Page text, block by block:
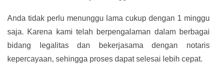
Anda tidak perlu menunggu lama cukup dengan 1 minggu
saja. Karena kami telah berpengalaman dalam berbagai
bidang legalitas dan bekerjasama dengan notaris
kepercayaan, sehingga proses dapat selesai lebih cepat.